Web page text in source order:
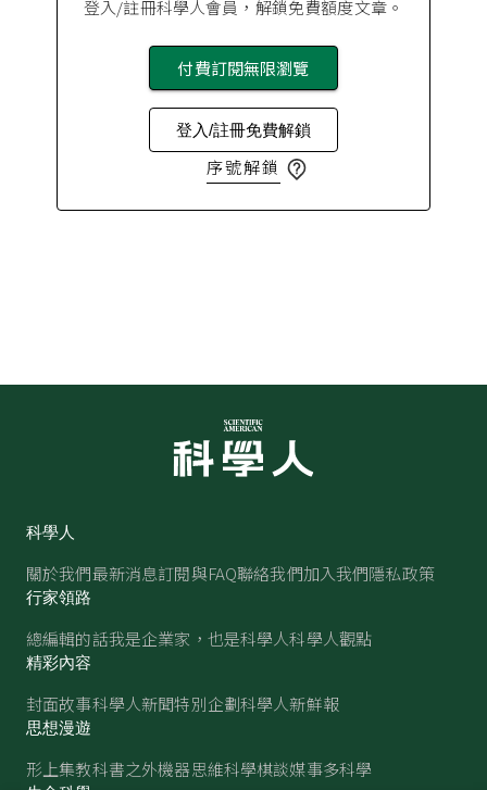
登入/註冊科學人會員，解鎖免費額度文章。
付費訂閱無限瀏覽
登入/註冊免費解鎖
序號解鎖
科學人
關於我們最新消息訂閱與FAQ聯絡我們加入我們隱私政策
行家領路
總編輯的話我是企業家，也是科學人科學人觀點
精彩內容
封面故事科學人新聞特別企劃科學人新鮮報
思想漫遊
形上集教科書之外機器思維科學棋談媒事多科學